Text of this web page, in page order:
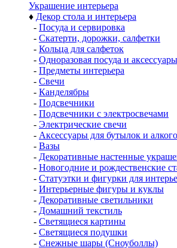
Украшение интерьера
♦ Декор стола и интерьера
- Посуда и сервировка
- Скатерти, дорожки, салфетки
- Кольца для салфеток
- Одноразовая посуда и аксессуары
- Предметы интерьера
- Свечи
- Канделябры
- Подсвечники
- Подсвечники с электросвечами
- Электрические свечи
- Аксессуары для бутылок и
- Вазы
- Декоративные настенные
- Новогодние и рождественские
- Статуэтки и фигурки для
- Интерьерные фигуры и куклы
- Декоративные светильники
- Домашний текстиль
- Светящиеся картины
- Светящиеся подушки
- Снежные шары (Сноуболлы)